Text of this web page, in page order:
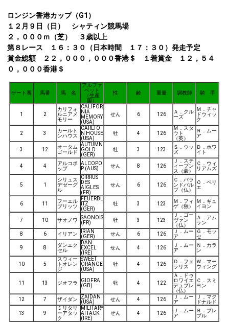
ロンジン香港カップ（G1）
１２月９日（日） シャティン競馬場
２，０００ｍ（芝） ３歳以上
第８レース １６：３０（日本時間 １７：３０）発走予定
賞金総額 ２２，０００，０００香港＄ １着賞金 １２，５４
０，０００香港＄
ゲート番 馬番 馬 名
アルファ
ベット
（生産
国）
性 齢 重量 調教師 騎 手
1 2
カリフォ
ルニアメ
モリー
CALIFOR
NIA
MEMORY
(USA)
せん 6 126
Ａ．クル
ーズ
Ｍ．チャ
ドウィッ
ク
2 3
カールト
ンハウス
CARLTO
N HOUSE
(USA)
牡 4 126
Ｍ．スタ
ウト
（英）
Ｒ．ムー
ア
3 12
オータム
ゴールド
AUTUMN
GOLD
(GER)
牡 3 123
Ｓ．ウッ
ズ
Ｄ．ホワ
イト
4 4
アルコポ
ップ
ALCOPO
P (AUS)
せん 8 126
Ｊ．ステ
ィーブン
ス（豪）
Ｃ．ウィ
リアムズ
5 1
シリュス
デゼーグ
ル
CIRRUS
DES
AIGLES
(FR)
せん 6 126
Ｃ．バラ
ンドバル
ブ（仏）
Ｏ．ペリ
エ
6 11
フーエル
ブリッツ
FEUERBL
ITZ
(GER)
牡 3 123
Ｍ．フィ
ゲ（独）
Ｍ．ギュ
イヨン
7 10 サオノワ
SAONOIS
(FR)
牡 3 123
Ｊ．ゴー
ヴァン
（仏）
Ａ．アム
ラン
8
6 イリアン
IRIAN
(GER)
せん 6 126
Ｊ．ムー
ア
Ｇ．モッ
セ
9
8
ダンエク
セル
DAN
EXCEL
(IRE)
せん 4 126
Ｊ．ムー
ア
Ｎ．カラ
ン
10 5
スウィー
トオレン
ジ
SWEET
ORANGE
(USA)
牡 4 126
Ｄ．フェ
ラリス
Ｗ．マー
ウィング
11 13 ジオフラ
GIOFRA
(GB)
牝 4 122
Ａ．ドゥ
ロワイエ
デュプレ
（仏）
Ｃ．スミ
ヨン
12 7 ザイダン
ZAIDAN
(USA)
せん 4 126
Ｊ．ムー
ア
Ｊ．マク
ドナルド
13
9
ミリタリ
ーアタッ
ク
MILITARY
ATTACK
(IRE)
せん 4 126
Ｊ．ムー
ア
Ｂ．プレ
ブル